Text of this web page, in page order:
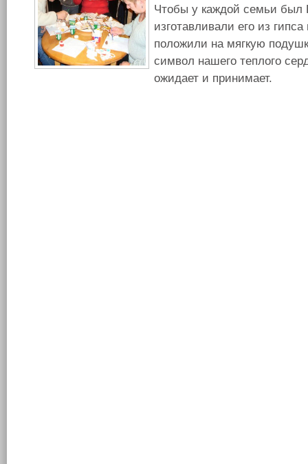
Чтобы у каждой семьи был
изготавливали его из
положили на мягкую
символ нашего теплого
ожидает и принимает.